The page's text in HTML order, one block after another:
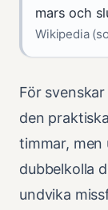
mars och
Wikipedia
För
den
timmar, men
dubbelkolla
undvika